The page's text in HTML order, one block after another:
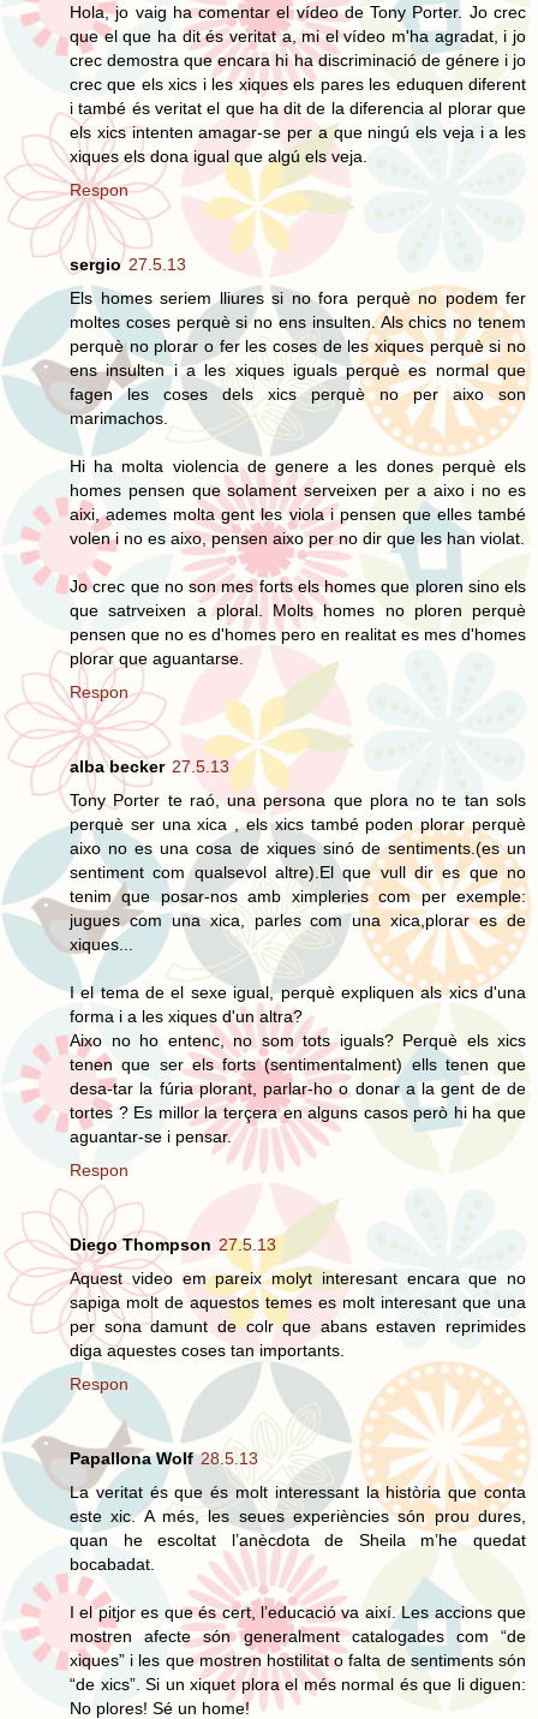
Hola, jo vaig ha comentar el vídeo de Tony Porter. Jo crec
que el que ha dit és veritat a, mi el vídeo m'ha agradat, i jo
crec demostra que encara hi ha discriminació de génere i jo
crec que els xics i les xiques els pares les eduquen diferent
i també és veritat el que ha dit de la diferencia al plorar que
els xics intenten amagar-se per a que ningú els veja i a les
xiques els dona igual que algú els veja.
Respon
sergio 27.5.13
Els homes seriem lliures si no fora perquè no podem fer
moltes coses perquè si no ens insulten. Als chics no tenem
perquè no plorar o fer les coses de les xiques perquè si no
ens insulten i a les xiques iguals perquè es normal que
fagen les coses dels xics perquè no per aixo son
marimachos.
Hi ha molta violencia de genere a les dones perquè els
homes pensen que solament serveixen per a aixo i no es
aixi, ademes molta gent les viola i pensen que elles també
volen i no es aixo, pensen aixo per no dir que les han violat.
Jo crec que no son mes forts els homes que ploren sino els
que satrveixen a ploral. Molts homes no ploren perquè
pensen que no es d'homes pero en realitat es mes d'homes
plorar que aguantarse.
Respon
alba becker 27.5.13
Tony Porter te raó, una persona que plora no te tan sols
perquè ser una xica , els xics també poden plorar perquè
aixo no es una cosa de xiques sinó de sentiments.(es un
sentiment com qualsevol altre).El que vull dir es que no
tenim que posar-nos amb ximpleries com per exemple:
jugues com una xica, parles com una xica,plorar es de
xiques...
I el tema de el sexe igual, perquè expliquen als xics d'una
forma i a les xiques d'un altra?
Aixo no ho entenc, no som tots iguals? Perquè els xics
tenen que ser els forts (sentimentalment) ells tenen que
desa-tar la fúria plorant, parlar-ho o donar a la gent de de
tortes ? Es millor la terçera en alguns casos però hi ha que
aguantar-se i pensar.
Respon
Diego Thompson 27.5.13
Aquest video em pareix molyt interesant encara que no
sapiga molt de aquestos temes es molt interesant que una
per sona damunt de colr que abans estaven reprimides
diga aquestes coses tan importants.
Respon
Papallona Wolf 28.5.13
La veritat és que és molt interessant la història que conta
este xic. A més, les seues experiències són prou dures,
quan he escoltat l’anècdota de Sheila m’he quedat
bocabadat.
I el pitjor es que és cert, l’educació va així. Les accions que
mostren afecte són generalment catalogades com “de
xiques” i les que mostren hostilitat o falta de sentiments són
“de xics”. Si un xiquet plora el més normal és que li diguen:
No plores! Sé un home!